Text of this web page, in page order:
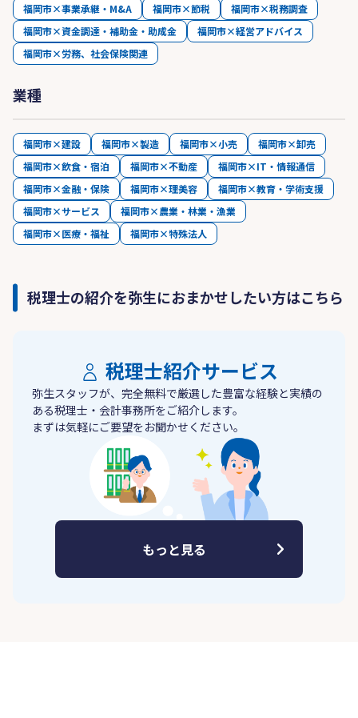
福岡市×事業承継・M&A
福岡市×節税
福岡市×税務調査
福岡市×資金調達・補助金・助成金
福岡市×経営アドバイス
福岡市×労務、社会保険関連
業種
福岡市×建設 福岡市×製造 福岡市×小売
福岡市×卸売
福岡市×飲食・宿泊
福岡市×不動産
福岡市×IT・情報通信
福岡市×金融・保険
福岡市×理美容
福岡市×教育・学術支援
福岡市×サービス
福岡市×農業・林業・漁業
福岡市×医療・福祉
福岡市×特殊法人
税理士の紹介を弥生におまかせしたい方はこちら
税理士紹介サービス
弥生スタッフが、完全無料で厳選した豊富な経験と実績の
ある税理士・会計事務所をご紹介します。
まずは気軽にご要望をお聞かせください。
もっと見る